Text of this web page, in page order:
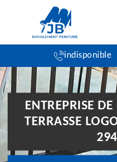
indisponible
ENTREPRISE
TERRASSE